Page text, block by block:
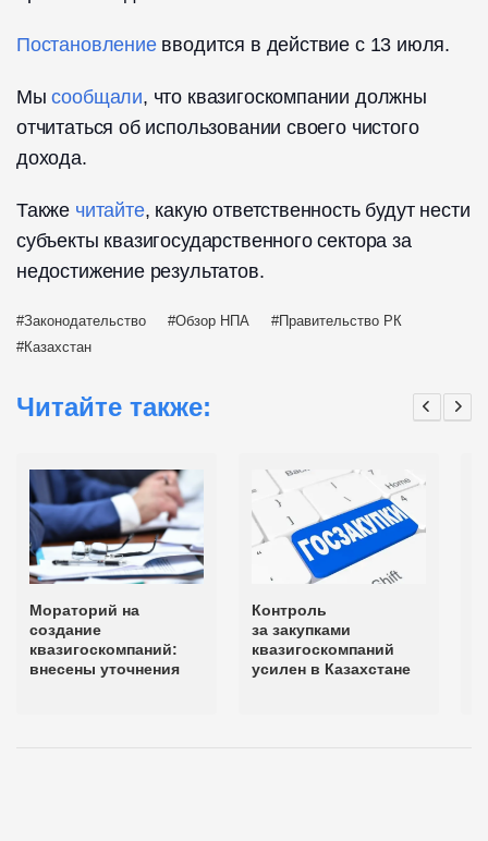
Постановлениевводится в действие с 13 июля.
Мысообщали, что квазигоскомпании должны
отчитаться об использовании своего чистого
дохода.
Также читайте, какую ответственность будут нести
субъекты квазигосударственного сектора за
недостижение результатов.
Законодательство Обзор НПА
Правительство РК
Казахстан
Читайте также:
Мораторий на
создание
квазигоскомпаний:
внесены уточнения
Контроль
за закупками
квазигоскомпаний
усилен в Казахстане